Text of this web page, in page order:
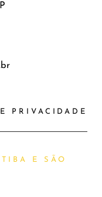
PRIVACIDADE
E SÃO